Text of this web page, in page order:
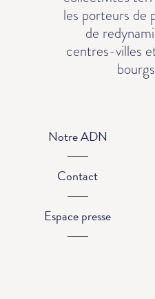
les porteurs de
de
centres-villes
Notre ADN
Contact
Espace presse